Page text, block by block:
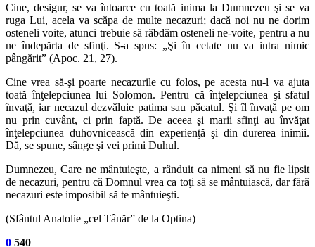
Cine, desigur, se va întoarce cu toată inima la Dumnezeu şi se va
ruga Lui, acela va scăpa de multe necazuri; dacă noi nu ne dorim
osteneli voite, atunci trebuie să răbdăm osteneli ne-voite, pentru a nu
ne îndepărta de sfinţi. S-a spus: „Şi în cetate nu va intra nimic
pângărit” (Apoc. 21, 27).
Cine vrea să-şi poarte necazurile cu folos, pe acesta nu-l va ajuta
toată înţelepciunea lui Solomon. Pentru că înţelepciunea şi sfatul
învaţă, iar necazul dezvăluie patima sau păcatul. Şi îl învaţă pe om
nu prin cuvânt, ci prin faptă. De aceea şi marii sfinţi au învăţat
înţelepciunea duhovnicească din experienţă şi din durerea inimii.
Dă, se spune, sânge şi vei primi Duhul.
Dumnezeu, Care ne mântuieşte, a rânduit ca nimeni să nu fie lipsit
de necazuri, pentru că Domnul vrea ca toţi să se mântuiască, dar fără
necazuri este imposibil să te mântuieşti.
(Sfântul Anatolie „cel Tânăr” de la Optina)
0 540